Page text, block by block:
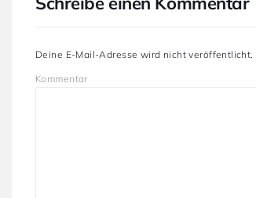
Deine E-Mail-Adresse wird nicht veröffentlicht.
Kommentar